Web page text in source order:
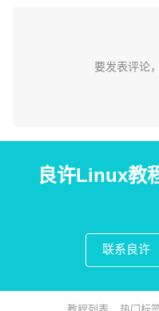
要发表评论
良许Linux教
联系良许